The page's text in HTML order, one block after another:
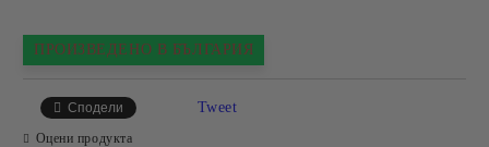
ПРОИЗВЕДЕНО В БЪЛГАРИЯ
Сподели Tweet
Оцени продукта